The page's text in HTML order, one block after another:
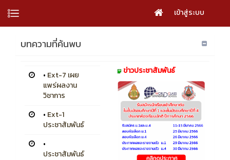
เข้าสู่ระบบ
บทความที่ค้นพบ
• Ext-7 เผย
แพร่ผลงาน
วิชาการ
• Ext-1
ประชาสัมพันธ์
•
ประชาสัมพันธ์
ข่าวประชาสัมพันธ์